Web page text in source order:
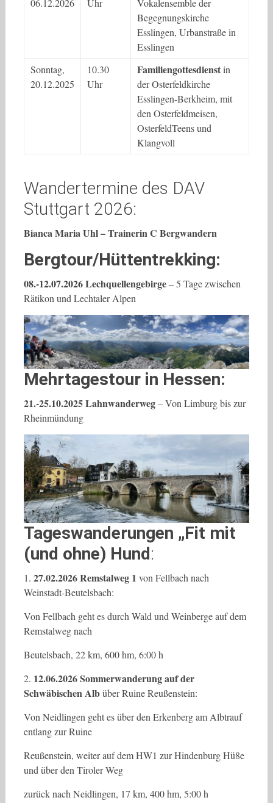
06.12.2026 Uhr
Vokalensemble der
Begegnungskirche
Esslingen, Urbanstraße in
Esslingen
Sonntag,
20.12.2025
10.30
Uhr
Familiengottesdienstin
der Osterfeldkirche
Esslingen-Berkheim, mit
den Osterfeldmeisen,
OsterfeldTeens und
Klangvoll
Wandertermine des DAV
Stuttgart 2026:
Bianca Maria Uhl – Trainerin C Bergwandern
Bergtour/Hüttentrekking:
08.-12.07.2026 Lechquellengebirge– 5 Tage zwischen
Rätikon und Lechtaler Alpen
Mehrtagestour in Hessen:
21.-25.10.2025 Lahnwanderweg– Von Limburg bis zur
Rheinmündung
Tageswanderungen „Fit mit
(und ohne) Hund:
1. 27.02.2026 Remstalweg 1 von Fellbach nach
Weinstadt-Beutelsbach:
Von Fellbach geht es durch Wald und Weinberge auf dem
Remstalweg nach
Beutelsbach, 22 km, 600 hm, 6:00 h
2. 12.06.2026 Sommerwanderung auf der
Schwäbischen Albüber Ruine Reußenstein:
Von Neidlingen geht es über den Erkenberg am Albtrauf
entlang zur Ruine
Reußenstein, weiter auf dem HW1 zur Hindenburg Hü8e
und über den Tiroler Weg
zurück nach Neidlingen, 17 km, 400 hm, 5:00 h